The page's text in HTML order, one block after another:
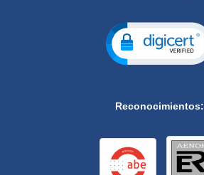
Reconocimientos: